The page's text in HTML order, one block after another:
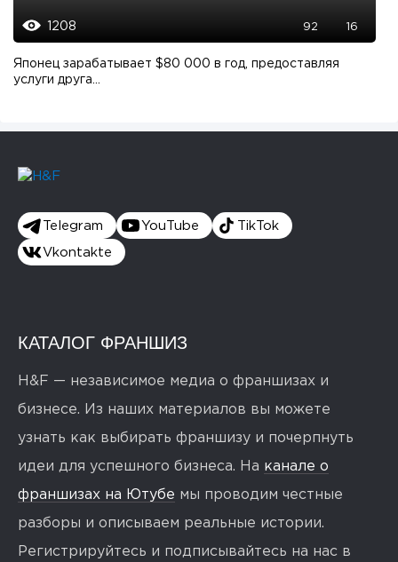
1208 92 16
Японец зарабатывает $80 000 в год, предоставляя
услуги друга...
Telegram YouTube TikTok
Vkontakte
КАТАЛОГ ФРАНШИЗ
H&F — независимое медиа о франшизах и
бизнесе. Из наших материалов вы можете
узнать как выбирать франшизу и почерпнуть
идеи для успешного бизнеса. На канале о
франшизах на Ютубе мы проводим честные
разборы и описываем реальные истории.
Регистрируйтесь и подписывайтесь на нас в